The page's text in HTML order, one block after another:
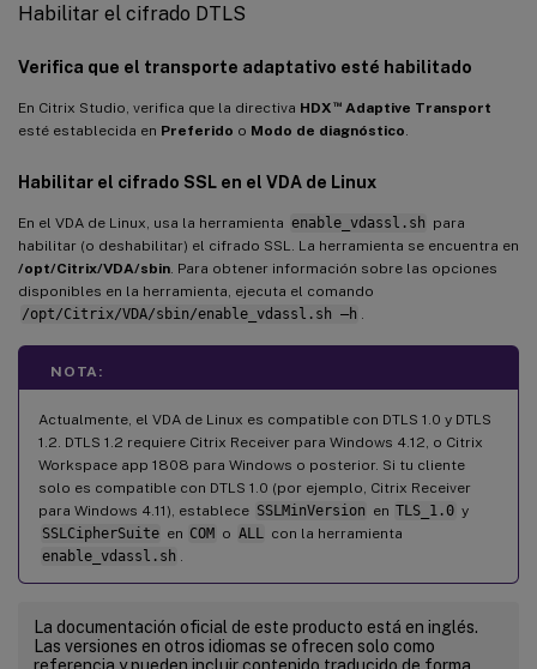
Habilitar el cifrado DTLS
Verifica que el transporte adaptativo esté habilitado
En Citrix Studio, verifica que la directiva HDX ™Adaptive Transport
esté establecida en Preferido o Modo de diagnóstico
Habilitar el cifrado SSL en el VDA de Linux
En el VDA de Linux, usa la herramienta enable_vdassl.sh para
habilitar (o deshabilitar) el cifrado SSL. La herramienta se encuentra en
/opt/Citrix/VDA/sbin . Para obtener información sobre las opciones
disponibles en la herramienta, ejecuta el comando
/opt/Citrix/VDA/sbin/enable_vdassl.sh –h
NOTA:
Actualmente, el VDA de Linux es compatible con DTLS 1.0 y DTLS
1.2. DTLS 1.2 requiere Citrix Receiver para Windows 4.12, o Citrix
Workspace app 1808 para Windows o posterior. Si tu cliente
solo es compatible con DTLS 1.0 (por ejemplo, Citrix Receiver
para Windows 4.11), establece SSLMinVersion en TLS_1.0 y
SSLCipherSuite en COM o ALL
con la herramienta
enable_vdassl.sh
La documentación oficial de este producto está en inglés.
Las versiones en otros idiomas se ofrecen solo como
referencia y pueden incluir contenido traducido de forma